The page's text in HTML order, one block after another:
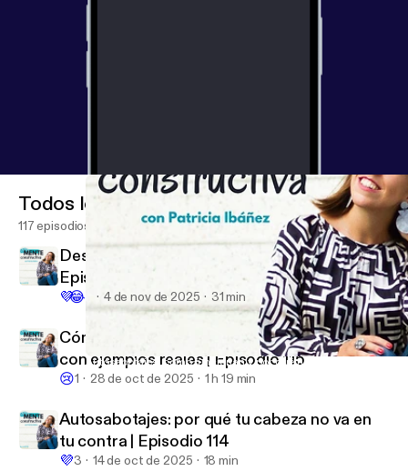
Autosabotajes: cómo funcionan y por qué tu mente no te
Mente Constructiva
Todos los episodios
117 episodios
Desde que aplico esto, paso de tener razón |
Episodio 116
💜😂 4 de nov de 2025 31 min
Cómo convertirte en una persona MÍTICA,
con ejemplos reales | Episodio 115
😢1 28 de oct de 2025 1 h 19 min
Autosabotajes: por qué tu cabeza no va en
tu contra | Episodio 114
💜3 14 de oct de 2025 18 min